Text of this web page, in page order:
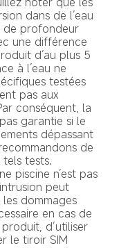
dans de l’eau
de profondeur
une différence
d’au plus 5
à l’eau ne
testées
pas aux
conséquent, la
garantie si le
dépassant
de
tests.
piscine n’est pas
peut
dommages
en cas de
d’utiliser
le tiroir SIM